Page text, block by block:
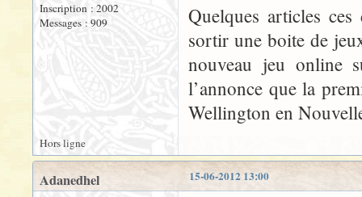
Inscription : 2002
Messages : 909
Quelques articles
sortir une boite de
nouveau jeu online
l’annonce que la
Wellington en
Hors ligne
15-06-2012 13:00
Adanedhel